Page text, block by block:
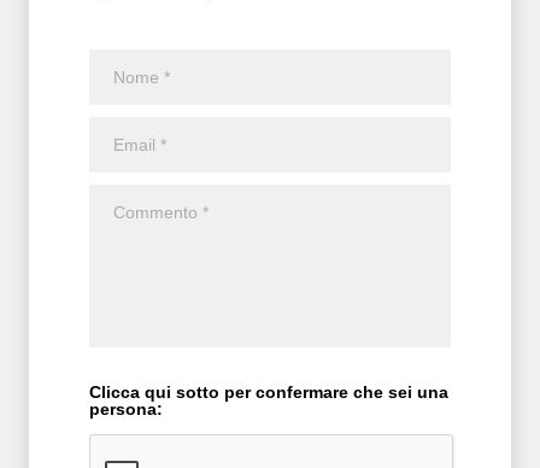
Clicca qui sotto per confermare che sei una
persona: